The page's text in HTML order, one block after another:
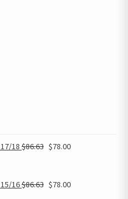
17/18 $86.63 $78.00
15/16$86.63 $78.00